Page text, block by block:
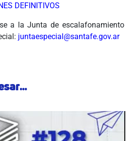
DEFINITIVOS
a la Junta de escalafonamiento
juntaespecial@santafe.gov.ar